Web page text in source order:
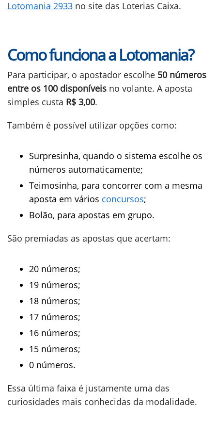
Lotomania 2933 no site das Loterias Caixa.
Como funciona a Lotomania?
Para participar, o apostador escolhe 50 números
entre os 100 disponíveis no volante. A aposta
simples custa R$ 3,00.
Também é possível utilizar opções como:
Surpresinha, quando o sistema escolhe os
números automaticamente;
Teimosinha, para concorrer com a mesma
aposta em vários concursos;
Bolão, para apostas em grupo.
São premiadas as apostas que acertam:
20 números;
19 números;
18 números;
17 números;
16 números;
15 números;
0 números.
Essa última faixa é justamente uma das
curiosidades mais conhecidas da modalidade.